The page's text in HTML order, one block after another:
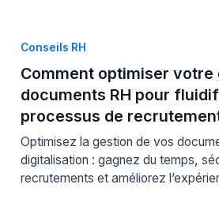
Conseils RH
Comment optimiser votre
documents RH pour
processus de
Optimisez la gestion de vos
digitalisation : gagnez du temps,
recrutements et améliorez